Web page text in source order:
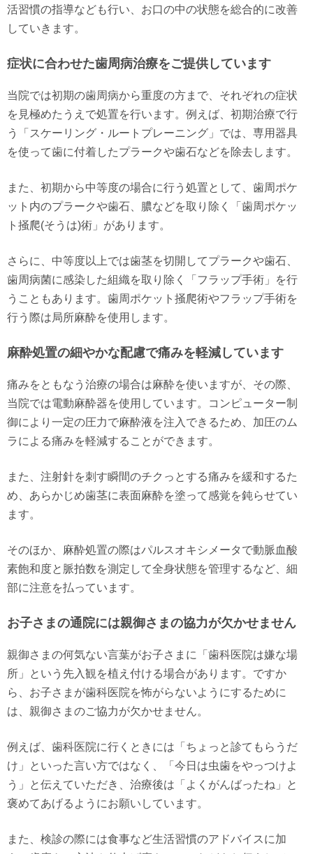
活習慣の指導なども行い、お口の中の状態を総合的に改善
していきます。
症状に合わせた歯周病治療をご提供しています
当院では初期の歯周病から重度の方まで、それぞれの症状
を見極めたうえで処置を行います。例えば、初期治療で行
う「スケーリング・ルートプレーニング」では、専用器具
を使って歯に付着したプラークや歯石などを除去します。
また、初期から中等度の場合に行う処置として、歯周ポケ
ット内のプラークや歯石、膿などを取り除く「歯周ポケッ
ト掻爬(そうは)術」があります。
さらに、中等度以上では歯茎を切開してプラークや歯石、
歯周病菌に感染した組織を取り除く「フラップ手術」を行
うこともあります。歯周ポケット掻爬術やフラップ手術を
行う際は局所麻酔を使用します。
麻酔処置の細やかな配慮で痛みを軽減しています
痛みをともなう治療の場合は麻酔を使いますが、その際、
当院では電動麻酔器を使用しています。コンピューター制
御により一定の圧力で麻酔液を注入できるため、加圧のム
ラによる痛みを軽減することができます。
また、注射針を刺す瞬間のチクっとする痛みを緩和するた
め、あらかじめ歯茎に表面麻酔を塗って感覚を鈍らせてい
ます。
そのほか、麻酔処置の際はパルスオキシメータで動脈血酸
素飽和度と脈拍数を測定して全身状態を管理するなど、細
部に注意を払っています。
お子さまの通院には親御さまの協力が欠かせません
親御さまの何気ない言葉がお子さまに「歯科医院は嫌な場
所」という先入観を植え付ける場合があります。ですか
ら、お子さまが歯科医院を怖がらないようにするために
は、親御さまのご協力が欠かせません。
例えば、歯科医院に行くときには「ちょっと診てもらうだ
け」といった言い方ではなく、「今日は虫歯をやっつけよ
う」と伝えていただき、治療後は「よくがんばったね」と
褒めてあげるようにお願いしています。
また、検診の際には食事など生活習慣のアドバイスに加